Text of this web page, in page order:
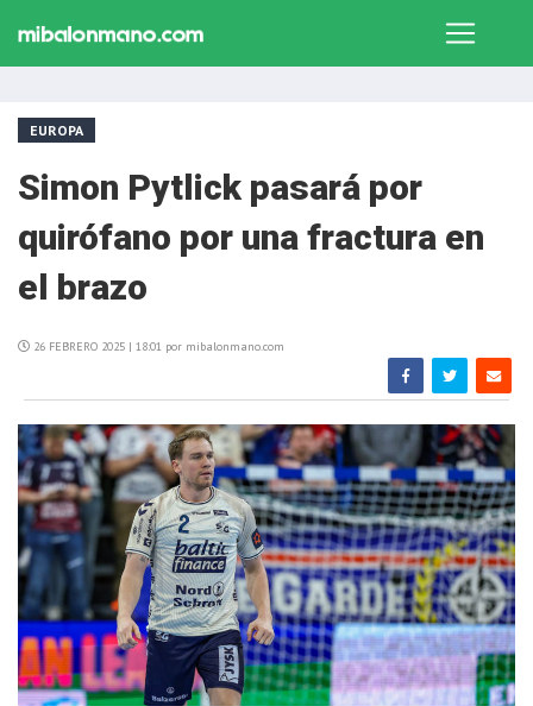
EUROPA
Simon Pytlick pasará por
quirófano por una fractura en
el brazo
26 FEBRERO 2025 | 18:01 por mibalonmano.com